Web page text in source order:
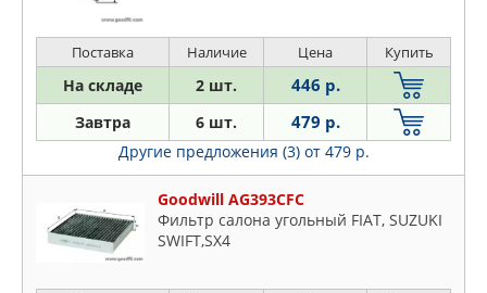
Поставка Наличие Цена Купить
На складе 2 шт. 446 р.
Завтра 6 шт. 479 р.
Другие предложения (3) от 479 р.
Goodwill AG393CFC
Фильтр салона угольный FIAT, SUZUKI
SWIFT,SX4